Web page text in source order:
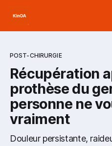
POST-CHIRURGIE
Récupération
prothèse du
personne ne
vraiment
Douleur persistante,